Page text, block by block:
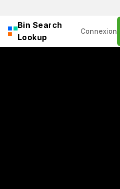
Bin Search
Lookup
Connexion